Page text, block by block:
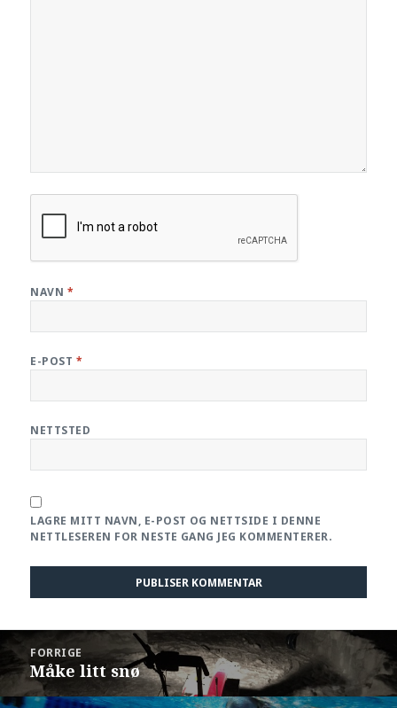
NAVN *
E-POST *
NETTSTED
LAGRE MITT NAVN, E-POST OG NETTSIDE I DENNE
NETTLESEREN FOR NESTE GANG JEG KOMMENTERER.
Innleggsnavigasjon
FORRIGE
Forrige
innlegg:
Måke litt snø